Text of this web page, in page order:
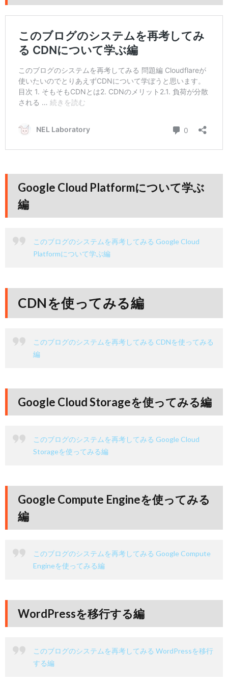
Google Cloud Platformについて学ぶ
編
このブログのシステムを再考してみる Google Cloud
Platformについて学ぶ編
CDNを使ってみる編
このブログのシステムを再考してみる CDNを使ってみる
編
Google Cloud Storageを使ってみる編
このブログのシステムを再考してみる Google Cloud
Storageを使ってみる編
Google Compute Engineを使ってみる
編
このブログのシステムを再考してみる Google Compute
Engineを使ってみる編
WordPressを移行する編
このブログのシステムを再考してみる WordPressを移行
する編